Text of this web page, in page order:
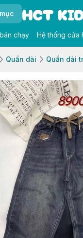
HCT
chạy Hệ thống cửa
Quần dài Quần dài